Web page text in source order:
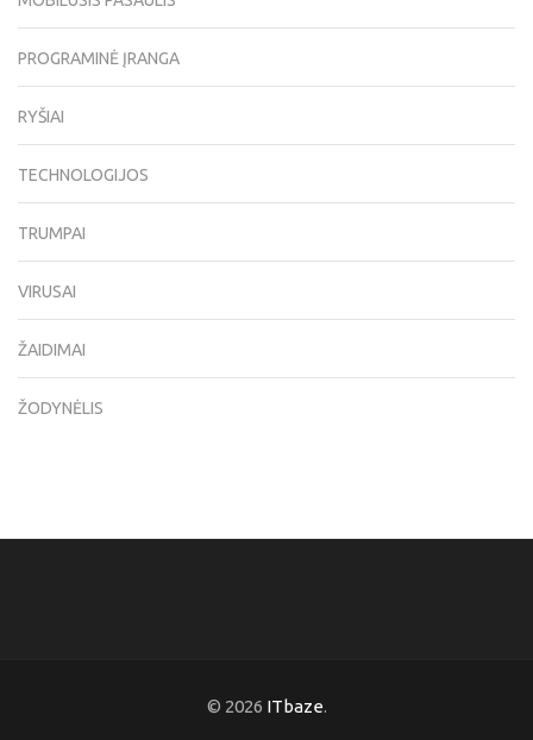
PROGRAMINĖ ĮRANGA
RYŠIAI
TECHNOLOGIJOS
TRUMPAI
VIRUSAI
ŽAIDIMAI
ŽODYNĖLIS
© 2026 ITbaze.